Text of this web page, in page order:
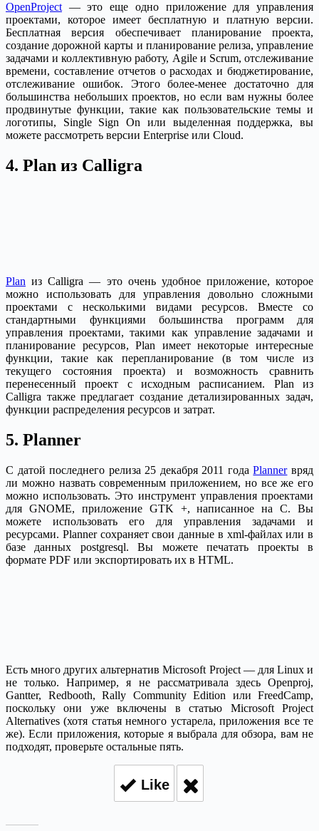
OpenProject — это еще одно приложение для управления
проектами, которое имеет бесплатную и платную версии.
Бесплатная версия обеспечивает планирование проекта,
создание дорожной карты и планирование релиза, управление
задачами и коллективную работу, Agile и Scrum, отслеживание
времени, составление отчетов о расходах и бюджетирование,
отслеживание ошибок. Этого более-менее достаточно для
большинства небольших проектов, но если вам нужны более
продвинутые функции, такие как пользовательские темы и
логотипы, Single Sign On или выделенная поддержка, вы
можете рассмотреть версии Enterprise или Cloud.
4. Plan из Calligra
Plan из Calligra — это очень удобное приложение, которое
можно использовать для управления довольно сложными
проектами с несколькими видами ресурсов. Вместе со
стандартными функциями большинства программ для
управления проектами, такими как управление задачами и
планирование ресурсов, Plan имеет некоторые интересные
функции, такие как перепланирование (в том числе из
текущего состояния проекта) и возможность сравнить
перенесенный проект с исходным расписанием. Plan из
Calligra также предлагает создание детализированных задач,
функции распределения ресурсов и затрат.
5. Planner
С датой последнего релиза 25 декабря 2011 годаPlannerвряд
ли можно назвать современным приложением, но все же его
можно использовать. Это инструмент управления проектами
для GNOME, приложение GTK +, написанное на C. Вы
можете использовать его для управления задачами и
ресурсами. Planner сохраняет свои данные в xml-файлах или в
базе данных postgresql. Вы можете печатать проекты в
формате PDF или экспортировать их в HTML.
Есть много других альтернатив Microsoft Project — для Linux и
не только. Например, я не рассматривала здесь Openproj,
Gantter, Redbooth, Rally Community Edition или FreedCamp,
поскольку они уже включены в статью Microsoft Project
Alternatives (хотя статья немного устарела, приложения все те
же). Если приложения, которые я выбрала для обзора, вам не
подходят, проверьте остальные пять.
Like